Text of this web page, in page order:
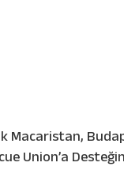
Macaristan,
Union’a